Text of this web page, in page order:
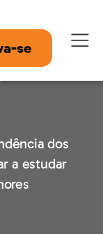
se
dos
a estudar